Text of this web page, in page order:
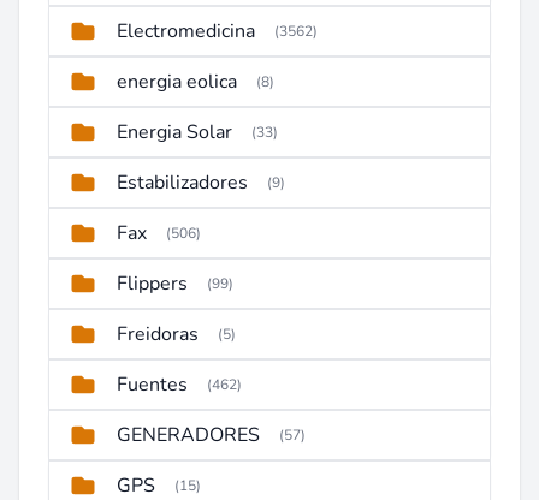
Electromedicina (3562)
energia eolica (8)
Energia Solar (33)
Estabilizadores (9)
Fax (506)
Flippers (99)
Freidoras (5)
Fuentes (462)
GENERADORES (57)
GPS (15)